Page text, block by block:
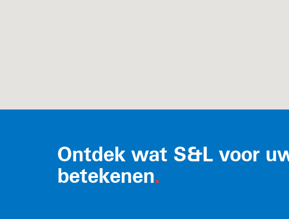
Ontdek wat S&L voor
betekenen.